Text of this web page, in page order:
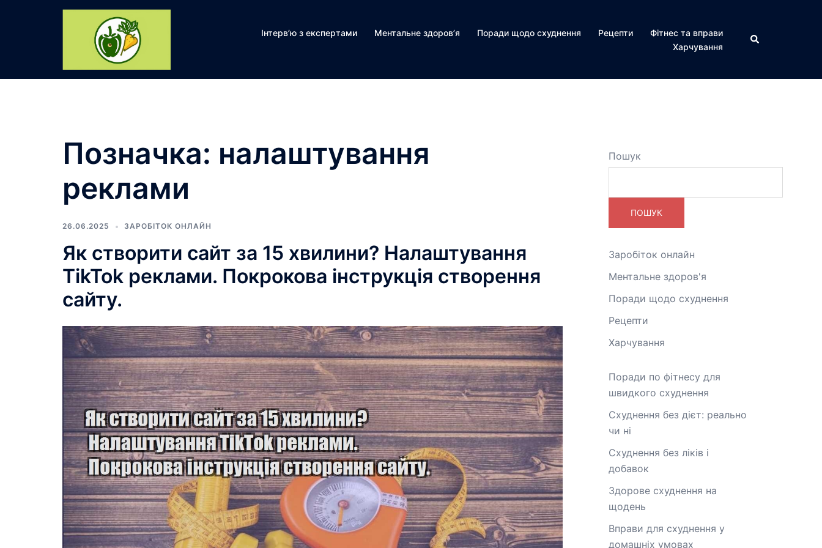
Інтерв’ю з експертами Ментальне здоров’я Поради щодо схуднення Рецепти
Фітнес та вправи
Харчування
Пошук
Позначка: налаштування
реклами
26.06.2025 ЗАРОБІТОК ОНЛАЙН
Як створити сайт за 15 хвилини? Налаштування
TikTok реклами. Покрокова інструкція створення
сайту.
Пошук
ПОШУК
Заробіток онлайн
Ментальне здоров'я
Поради щодо схуднення
Рецепти
Харчування
Поради по фітнесу для
швидкого схуднення
Схуднення без дієт: реально
чи ні
Схуднення без ліків і
добавок
Здорове схуднення на
щодень
Вправи для схуднення у
домашніх умовах